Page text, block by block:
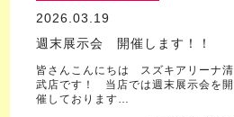
2026.03.19
週末展示会 開催します！！
皆さんこんにちは スズキアリーナ清
武店です！ 当店では週末展示会を開
催しております…